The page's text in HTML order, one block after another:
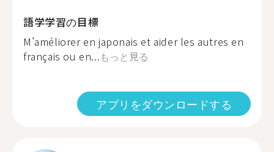
語学学習の目標
M’améliorer en japonais et aider les autres en
français ou en...もっと見る
アプリをダウンロードする